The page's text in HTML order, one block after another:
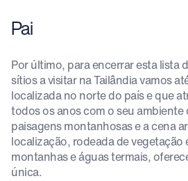
Pai
Por último, para encerrar esta lista
sítios a visitar na Tailândia vamos
localizada no norte do país e que
todos os anos com o seu
paisagens montanhosas e a cena
localização, rodeada de vegetação
montanhas e águas termais,
única.